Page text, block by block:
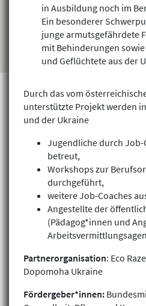
in Ausbildung noch im
Ein besonderer
junge armutsgefährdete
mit Behinderungen
und Geflüchtete aus der
Durch das vom
unterstützte Projekt werden
und der Ukraine
Jugendliche durch
betreut,
Workshops zur
durchgeführt,
weitere Job-Coaches
Angestellte der
(Pädagog*innen und
Partnerorganisation: Eco
Dopomoha Ukraine
Fördergeber*innen: